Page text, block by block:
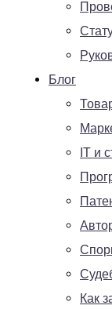
Блог
IT и
Как